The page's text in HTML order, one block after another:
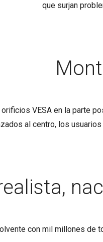
que surjan
VESA en la parte
al centro, los
con mil millones de